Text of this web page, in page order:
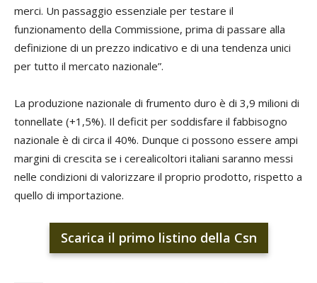
merci. Un passaggio essenziale per testare il
funzionamento della Commissione, prima di passare alla
definizione di un prezzo indicativo e di una tendenza unici
per tutto il mercato nazionale”.
La produzione nazionale di frumento duro è di 3,9 milioni di
tonnellate (+1,5%). Il deficit per soddisfare il fabbisogno
nazionale è di circa il 40%. Dunque ci possono essere ampi
margini di crescita se i cerealicoltori italiani saranno messi
nelle condizioni di valorizzare il proprio prodotto, rispetto a
quello di importazione.
Scarica il primo listino della Csn